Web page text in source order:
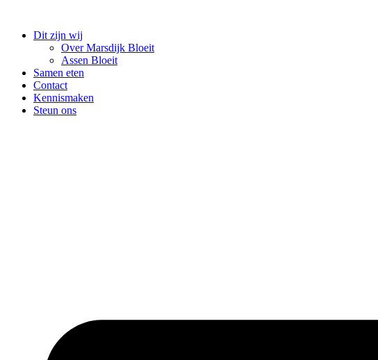
Dit zijn wij
Over Marsdijk Bloeit
Assen Bloeit
Samen eten
Contact
Kennismaken
Steun ons